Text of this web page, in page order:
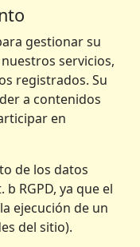
gestionar su
servicios,
registrados. Su
a contenidos
en
de los datos
RGPD, ya que el
ejecución de un
del sitio).